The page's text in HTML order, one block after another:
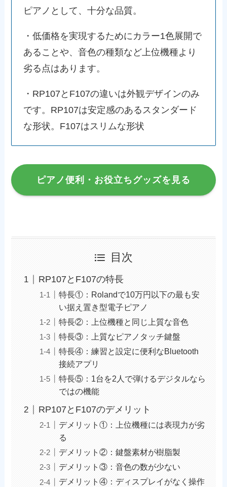
ピアノとして、十分な品質。
・低価格を実現するためにカラー1色展開で
あることや、音色の種類など上位機種より
劣る点はあります。
・RP107とF107の違いは外観デザインのみ
です。RP107は安定感のあるスタンダード
な形状。F107はスリムな形状
ピアノ便利・お役立ちグッズを見る
目次
RP107とF107の特長
特長①：Rolandで10万円以下の最も安
い据え置き型電子ピアノ
特長②：上位機種と同じ上質な音色
特長③：上質なピアノタッチ鍵盤
特長④：練習と設定に便利なBluetooth
接続アプリ
特長⑤：1台を2人で弾けるデジタルなら
ではの機能
RP107とF107のデメリット
デメリット①：上位機種には表現力が劣
る
デメリット②：鍵盤素材が樹脂製
デメリット③：音色の数が少ない
デメリット④：ディスプレイがなく操作